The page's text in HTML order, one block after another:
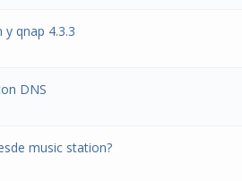
qnap 4.3.3
DNS
music station?